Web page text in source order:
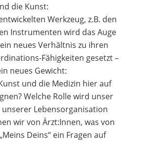
die Kunst:
Werkzeug, z.B. den
Instrumenten wird das Auge
neues Verhältnis zu ihren
Fähigkeiten gesetzt –
neues Gewicht:
und die Medizin hier auf
Welche Rolle wird unser
Lebensorganisation
wir von Ärzt:Innen, was von
Deins“ ein Fragen auf